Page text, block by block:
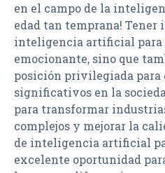
en el campo de la
edad tan temprana! Tener
inteligencia artificial para
emocionante, sino que
posición privilegiada para
significativos en la
para transformar
complejos y mejorar la
de inteligencia artificial
excelente oportunidad